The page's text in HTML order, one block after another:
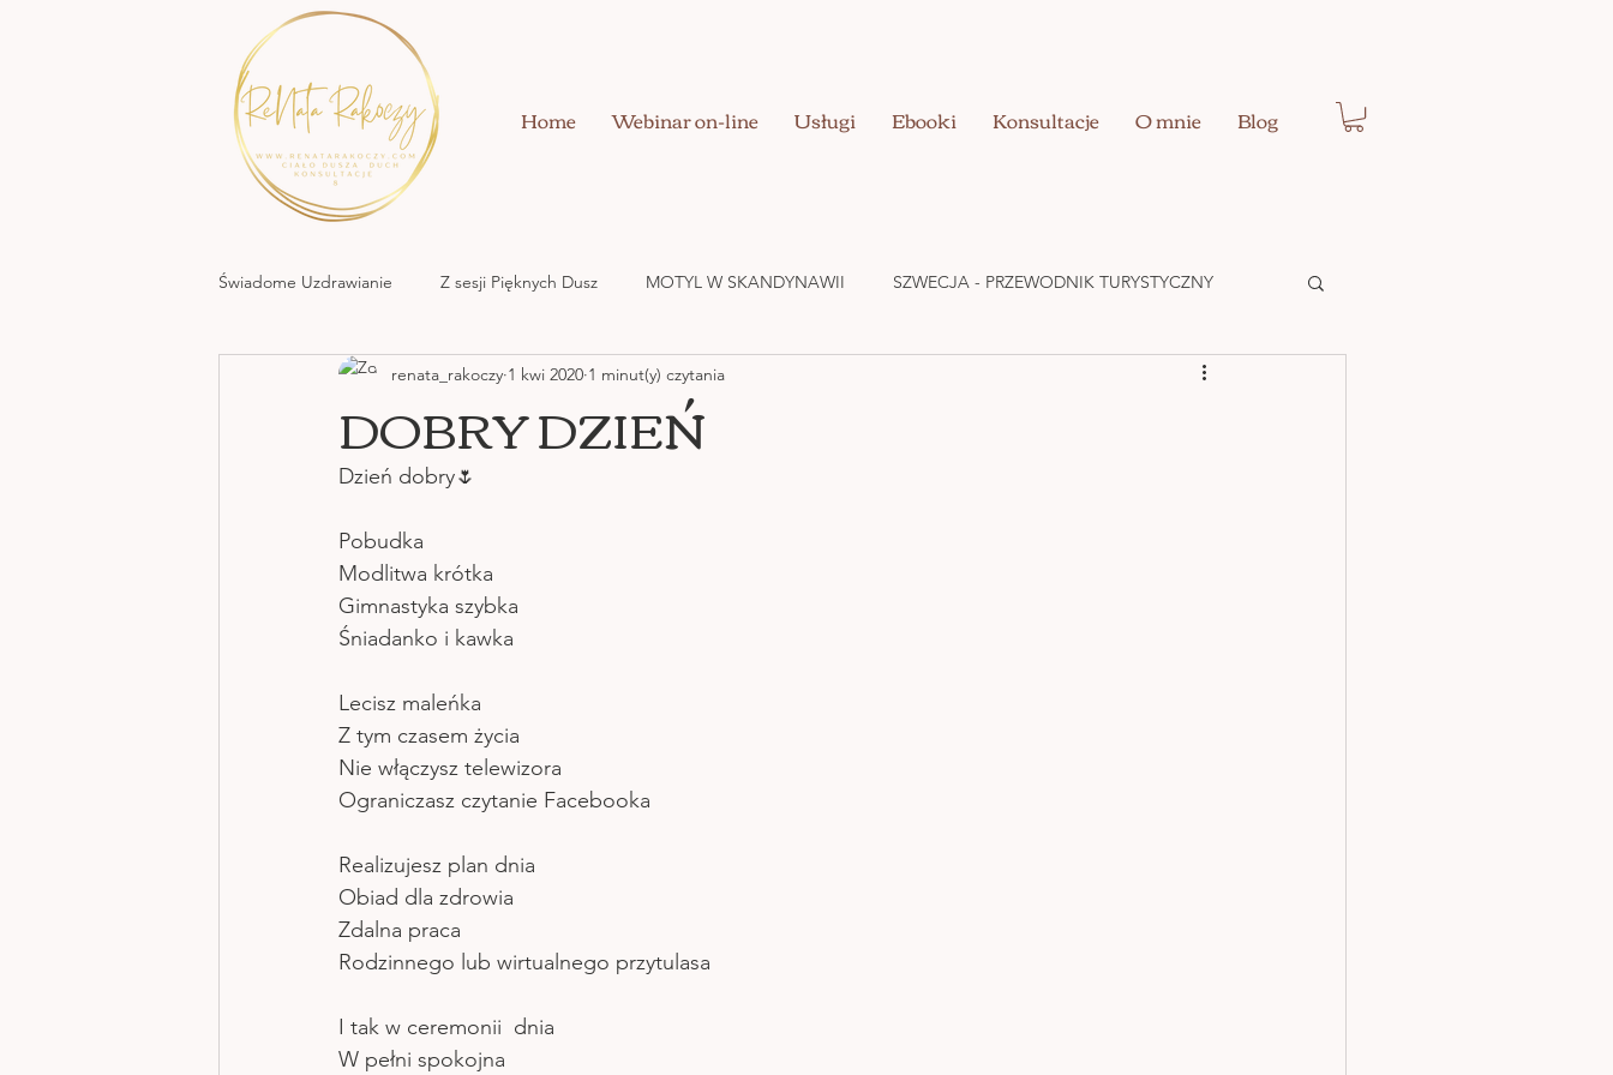
Home Webinar on-line Usługi Ebooki Konsultacje O mnie Blog
Świadome Uzdrawianie Z sesji Pięknych Dusz MOTYL W SKANDYNAWII SZWECJA - PRZEWODNIK TURYSTYCZNY
MOC KREACJI MIŁOWANIA UZDRAWIANIE CIAŁA
NATURA NATA
DOBRY DZIEŃ
renata_rakoczy 1 kwi 2020 1 minut(y) czytania
Dzień dobry🌷
Pobudka
Modlitwa krótka
Gimnastyka szybka
Śniadanko i kawka
Lecisz maleńka
Z tym czasem życia
Nie włączysz telewizora
Ograniczasz czytanie Facebooka
Realizujesz plan dnia
Obiad dla zdrowia
Zdalna praca
Rodzinnego lub wirtualnego przytulasa
I tak w ceremonii  dnia
W pełni spokojna